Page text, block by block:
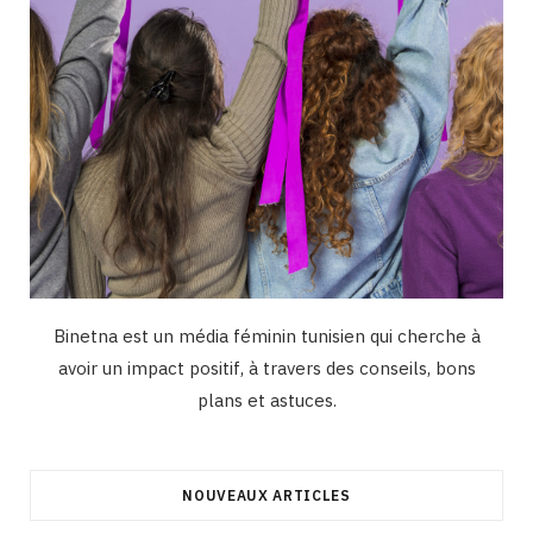
Binetna est un média féminin tunisien qui cherche à
avoir un impact positif, à travers des conseils, bons
plans et astuces.
NOUVEAUX ARTICLES